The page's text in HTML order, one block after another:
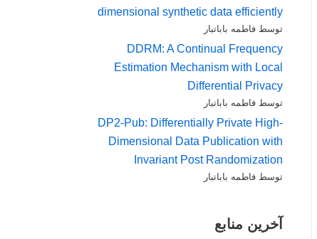
dimensional synthetic data efficiently
توسط فاطمه باباتبار
DDRM: A Continual Frequency
Estimation Mechanism with Local
Differential Privacy
توسط فاطمه باباتبار
DP2-Pub: Differentially Private High-
Dimensional Data Publication with
Invariant Post Randomization
توسط فاطمه باباتبار
آخرین منابع